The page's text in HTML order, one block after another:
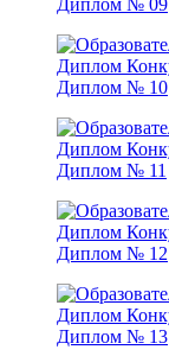
Диплом № 09
Диплом № 10
Диплом № 11
Диплом № 12
Диплом № 13